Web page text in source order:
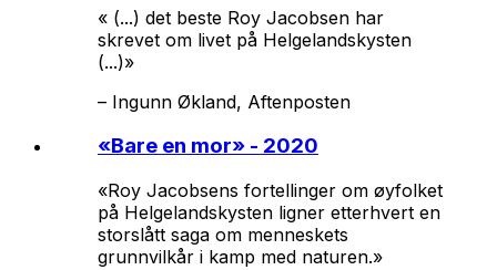
« (...) det beste Roy Jacobsen har
skrevet om livet på Helgelandskysten
(...)»
– Ingunn Økland, Aftenposten
«Bare en mor» - 2020
«Roy Jacobsens fortellinger om øyfolket
på Helgelandskysten ligner etterhvert en
storslått saga om menneskets
grunnvilkår i kamp med naturen.»